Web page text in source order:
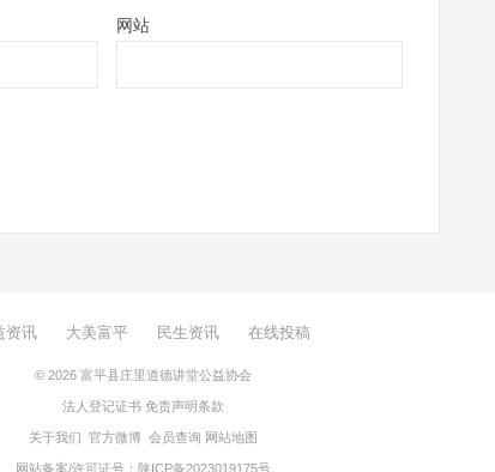
网站
资讯 大美富平 民生资讯 在线投稿
© 2026 富平县庄里道德讲堂公益协会
法人登记证书 免责声明条款
关于我们 官方微博 会员查询 网站地图
网站备案/许可证号： 陕ICP备2023019175号